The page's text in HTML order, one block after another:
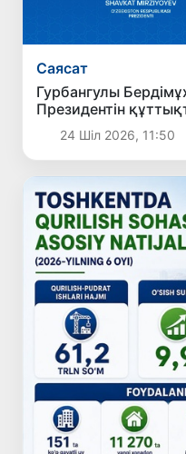
Саясат
Гурбангулы
Президентін
24 Шіл 2026, 11:50